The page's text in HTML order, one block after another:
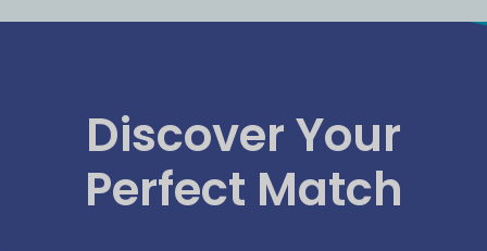
Discover Your
Perfect Match